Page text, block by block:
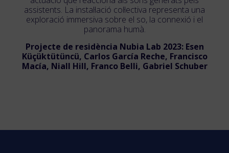
assistents. La instal·lació col·lectiva representa una
exploració immersiva sobre el so, la connexió i el
panorama humà.
Projecte de residència Nubia Lab 2023: Esen
Küçüktütüncü, Carlos García Reche, Francisco
Macía, Niall Hill, Franco Belli, Gabriel Schuber